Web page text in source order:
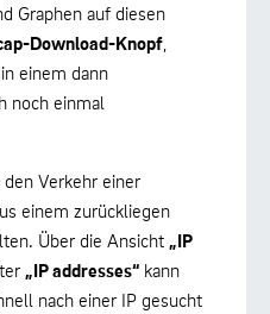
Graphen auf diesen
Download-Knopf,
einem dann
noch einmal
Verkehr einer
einem zurückliegen
Über die Ansicht „IP
„IP addresses“ kann
nach einer IP gesucht